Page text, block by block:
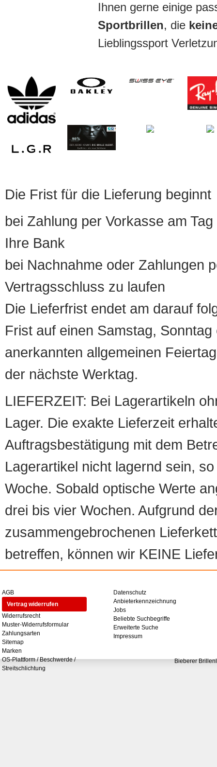
Ihnen gerne einige
Sportbrillen, die
Lieblingssport
Die Frist für die Lieferung beginnt
bei Zahlung per Vorkasse am
Ihre Bank
bei Nachnahme oder Zahlungen
Vertragsschluss zu laufen
Die Lieferfrist endet am darauf
Frist auf einen Samstag,
anerkannten allgemeinen
der nächste Werktag.
LIEFERZEIT: Bei Lagerartikeln
Lager. Die exakte Lieferzeit
Auftragsbestätigung mit dem
Lagerartikel nicht lagernd sein,
Woche. Sobald optische Werte
drei bis vier Wochen. Aufgrund
zusammengebrochenen
betreffen, können wir KEINE
AGB
Vertrag widerrufen
Widerrufsrecht
Muster-Widerrufsformular
Zahlungsarten
Sitemap
Marken
OS-Plattform / Beschwerde /
Streitschlichtung
Datenschutz
Anbieterkennzeichnung
Jobs
Beliebte Suchbegriffe
Erweiterte Suche
Impressum
Bieberer